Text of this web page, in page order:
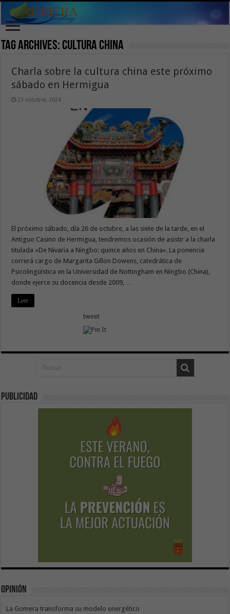
Tag Archives: cultura china
Charla sobre la cultura china este próximo
sábado en Hermigua
23 octubre, 2024
El próximo sábado, día 26 de octubre, a las siete de la tarde, en el
Antiguo Casino de Hermigua, tendremos ocasión de asistir a la charla
titulada «De Nivaria a Ningbo: quince años en China». La ponencia
correrá cargo de Margarita Gillon Dowens, catedrática de
Psicolingüística en la Universidad de Nottingham en Ningbo (China),
donde ejerce su docencia desde 2009, …
Leer
tweet
Publicidad
Opinión
La Gomera transforma su modelo energético